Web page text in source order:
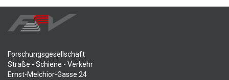
Forschungsgesellschaft
Straße - Schiene - Verkehr
Ernst-Melchior-Gasse 24